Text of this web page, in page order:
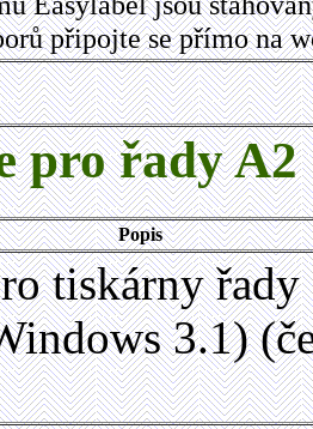
připojte se přímo na
pro řady
Popis
tiskárny řady
3.1)